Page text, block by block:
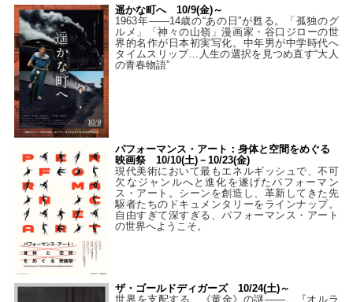
遥かな町へ 10/9(金)～
1963年――14歳の“あの日”が甦る。「孤独のグ
ルメ」「神々の山嶺」漫画家・谷口ジローの世
界的名作が日本初実写化。中年男が中学時代へ
タイムスリップ…人生の選択を見つめ直す“大人
の青春物語”
パフォーマンス・アート：身体と空間をめぐる
映画祭 10/10(土)－10/23(金)
現代美術において最もエネルギッシュで、不可
欠なジャンルへと進化を遂げたパフォーマン
ス・アート。シーンを創造し、革新してきた先
駆者たちのドキュメンタリーをラインナップ。
自由すぎて深すぎる、パフォーマンス・アート
の世界へようこそ。
ザ・ゴールドディガーズ 10/24(土)～
世界を支配する、《黄金》の謎――。『オルラ